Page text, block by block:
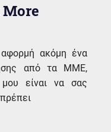
More
ακόμη ένα
από τα ΜΜΕ,
είναι να σας